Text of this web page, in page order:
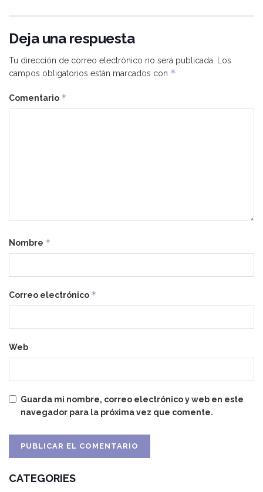
Deja una respuesta
Tu dirección de correo electrónico no será publicada. Los
campos obligatorios están marcados con *
Comentario *
Nombre *
Correo electrónico *
Web
Guarda mi nombre, correo electrónico y web en este
navegador para la próxima vez que comente.
CATEGORIES